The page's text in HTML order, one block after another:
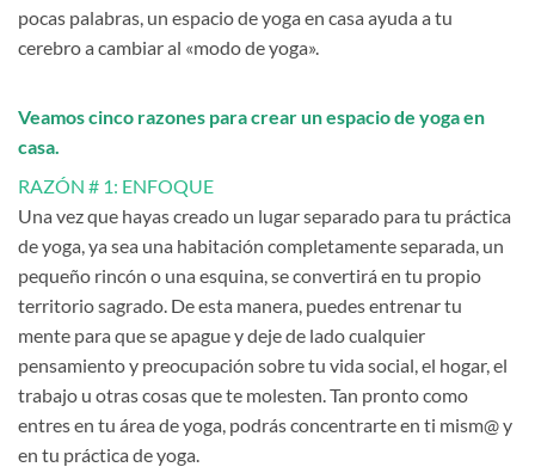
pocas palabras, un espacio de yoga en casa ayuda a tu
cerebro a cambiar al «modo de yoga».
Veamos cinco razones para crear un espacio de yoga en
casa.
RAZÓN # 1: ENFOQUE
Una vez que hayas creado un lugar separado para tu práctica
de yoga, ya sea una habitación completamente separada, un
pequeño rincón o una esquina, se convertirá en tu propio
territorio sagrado. De esta manera, puedes entrenar tu
mente para que se apague y deje de lado cualquier
pensamiento y preocupación sobre tu vida social, el hogar, el
trabajo u otras cosas que te molesten. Tan pronto como
entres en tu área de yoga, podrás concentrarte en ti mism@ y
en tu práctica de yoga.